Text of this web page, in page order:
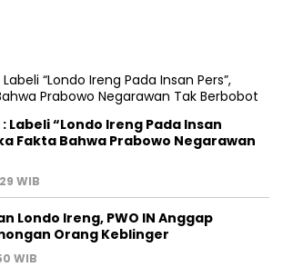
Labeli “Londo Ireng Pada Insan
Fakta Bahwa Prabowo Negarawan
WIB
Londo Ireng, PWO IN Anggap
Orang Keblinger
WIB